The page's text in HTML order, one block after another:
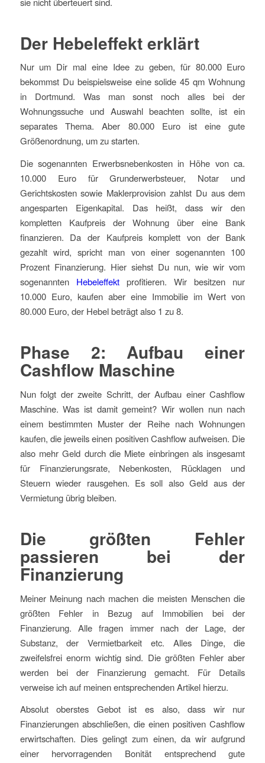
Der Hebeleffekt erklärt
Nur um Dir mal eine Idee zu geben, für 80.000 Euro
bekommst Du beispielsweise eine solide 45 qm Wohnung
in Dortmund. Was man sonst noch alles bei der
Wohnungssuche und Auswahl beachten sollte, ist ein
separates Thema. Aber 80.000 Euro ist eine gute
Größenordnung, um zu starten.
Die sogenannten Erwerbsnebenkosten in Höhe von ca.
10.000 Euro für Grunderwerbsteuer, Notar und
Gerichtskosten sowie Maklerprovision zahlst Du aus dem
angesparten Eigenkapital. Das heißt, dass wir den
kompletten Kaufpreis der Wohnung über eine Bank
finanzieren. Da der Kaufpreis komplett von der Bank
gezahlt wird, spricht man von einer sogenannten 100
Prozent Finanzierung. Hier siehst Du nun, wie wir vom
sogenannten Hebeleffektprofitieren. Wir besitzen nur
10.000 Euro, kaufen aber eine Immobilie im Wert von
80.000 Euro, der Hebel beträgt also 1 zu 8.
Phase 2: Aufbau einer
Cashflow Maschine
Nun folgt der zweite Schritt, der Aufbau einer Cashflow
Maschine. Was ist damit gemeint? Wir wollen nun nach
einem bestimmten Muster der Reihe nach Wohnungen
kaufen, die jeweils einen positiven Cashflow aufweisen. Die
also mehr Geld durch die Miete einbringen als insgesamt
für Finanzierungsrate, Nebenkosten, Rücklagen und
Steuern wieder rausgehen. Es soll also Geld aus der
Vermietung übrig bleiben.
Die größten Fehler
passieren bei der
Finanzierung
Meiner Meinung nach machen die meisten Menschen die
größten Fehler in Bezug auf Immobilien bei der
Finanzierung. Alle fragen immer nach der Lage, der
Substanz, der Vermietbarkeit etc. Alles Dinge, die
zweifelsfrei enorm wichtig sind. Die größten Fehler aber
werden bei der Finanzierung gemacht. Für Details
verweise ich auf meinen entsprechenden Artikel hierzu.
Absolut oberstes Gebot ist es also, dass wir nur
Finanzierungen abschließen, die einen positiven Cashflow
erwirtschaften. Dies gelingt zum einen, da wir aufgrund
einer hervorragenden Bonität entsprechend gute